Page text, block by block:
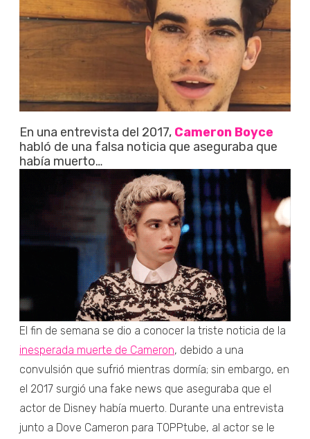
En una entrevista del 2017, Cameron Boyce
habló de una falsa noticia que aseguraba que
había muerto…
El fin de semana se dio a conocer la triste noticia de la
inesperada muerte de Cameron, debido a una
convulsión que sufrió mientras dormía; sin embargo, en
el 2017 surgió una fake news que aseguraba que el
actor de Disney había muerto. Durante una entrevista
junto a Dove Cameron para TOPPtube, al actor se le